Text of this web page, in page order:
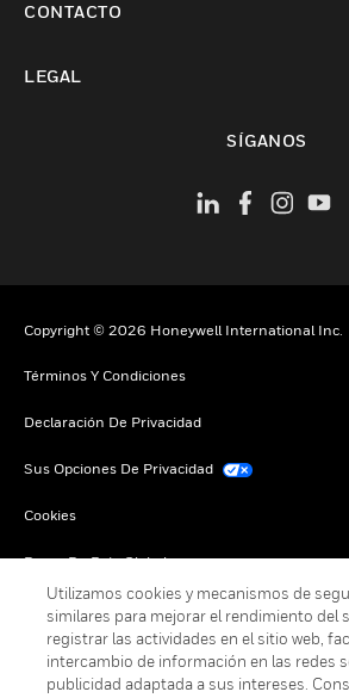
CONTACTO
LEGAL
SÍGANOS
Copyright © 2026 Honeywell International Inc.
Términos Y Condiciones
Declaración De Privacidad
Sus Opciones De Privacidad
Cookies
Darse De Baja Global
Utilizamos cookies y mecanismos de
similares para mejorar el rendimiento del
registrar las actividades en el sitio web,
intercambio de información en las redes
publicidad adaptada a sus intereses.